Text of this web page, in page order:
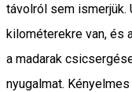
távolról sem
kilométerekre van, és
a madarak
nyugalmat.